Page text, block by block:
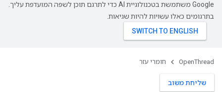
‫Google משתמשת בטכנולוגיית AI כדי לתרגם תוכן לשפה המועדפת עליך.
בתרגומים כאלו עשויות להיות שגיאות.
OpenThread חומרי עזר
שליחת משוב